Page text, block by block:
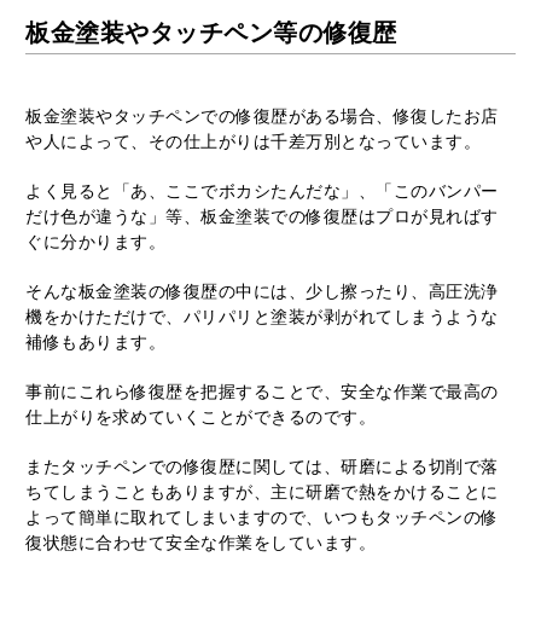
板金塗装やタッチペン等の修復歴
板金塗装やタッチペンでの修復歴がある場合、修復したお店
や人によって、その仕上がりは千差万別となっています。
よく見ると「あ、ここでボカシたんだな」、「このバンパー
だけ色が違うな」等、板金塗装での修復歴はプロが見ればす
ぐに分かります。
そんな板金塗装の修復歴の中には、少し擦ったり、高圧洗浄
機をかけただけで、パリパリと塗装が剥がれてしまうような
補修もあります。
事前にこれら修復歴を把握することで、安全な作業で最高の
仕上がりを求めていくことができるのです。
またタッチペンでの修復歴に関しては、研磨による切削で落
ちてしまうこともありますが、主に研磨で熱をかけることに
よって簡単に取れてしまいますので、いつもタッチペンの修
復状態に合わせて安全な作業をしています。